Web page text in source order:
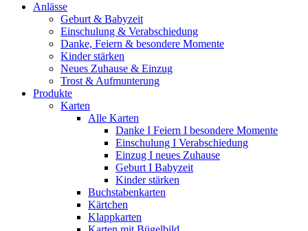
Anlässe
Geburt & Babyzeit
Einschulung & Verabschiedung
Danke, Feiern & besondere Momente
Kinder stärken
Neues Zuhause & Einzug
Trost & Aufmunterung
Produkte
Karten
Alle Karten
Danke I Feiern I besondere Momente
Einschulung I Verabschiedung
Einzug I neues Zuhause
Geburt I Babyzeit
Kinder stärken
Buchstabenkarten
Kärtchen
Klappkarten